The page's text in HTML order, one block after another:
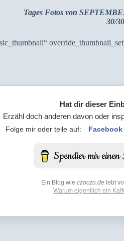
Tages Fotos von
30/30
Hat dir dieser
Erzähl doch anderen davon oder
Folge mir oder teile auf: Facebook
Ein Blog wieczoczo.de lebt
Warum eigentlich ein